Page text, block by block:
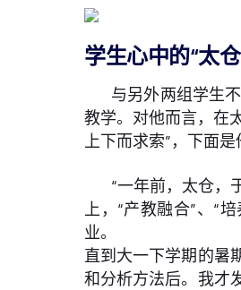
学生心中的“太
与另外两组学生
教学。对他而言，在
上下而求索”，下面
“一年前，太仓，
上，“产教融合”、“
业。
直到大一下学期的暑
和分析方法后。我才